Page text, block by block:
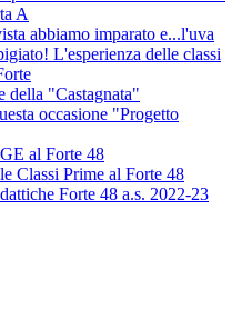
A
abbiamo imparato e...l'uva
L'esperienza delle classi
della "Castagnata"
occasione "Progetto
al Forte 48
Classi Prime al Forte 48
Forte 48 a.s. 2022-23